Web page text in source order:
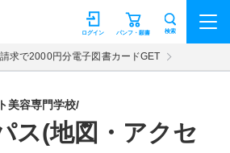
ョン パンフ・願書
ログイン 検索
請求で2000円分電子図書カードGET
美容専門学校/
ス(地図・アクセ